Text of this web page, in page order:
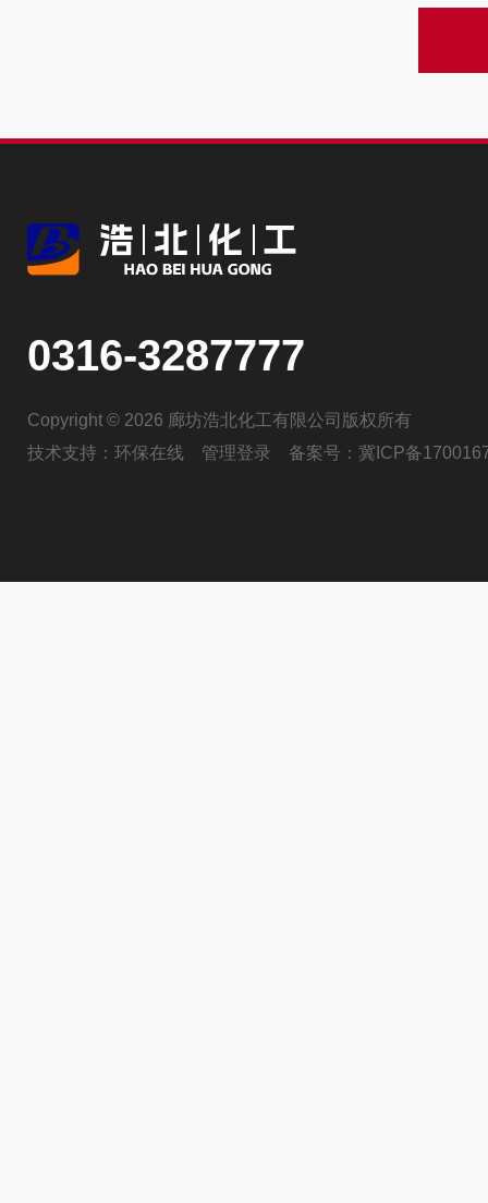
0316-3287777
Copyright © 2026 廊坊浩北化工有限公司版权所有
技术支持： 环保在线 管理登录 备案号： 冀ICP备